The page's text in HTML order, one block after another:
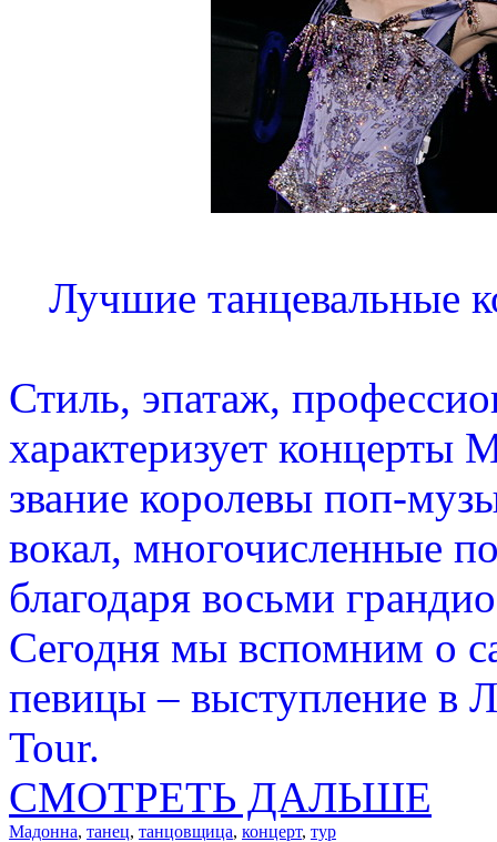
Лучшие танцевальные
Стиль, эпатаж,
характеризует
звание королевы поп-
вокал, многочисленные
благодаря восьми
Сегодня мы вспомним о
певицы – выступление в
Tour.
СМОТРЕТЬ ДАЛЬШЕ
Мадонна, танец, танцовщица, концерт, тур